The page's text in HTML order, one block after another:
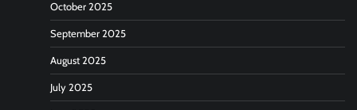
October 2025
September 2025
August 2025
July 2025